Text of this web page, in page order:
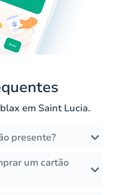
em Saint Lucia.
presente?
um cartão